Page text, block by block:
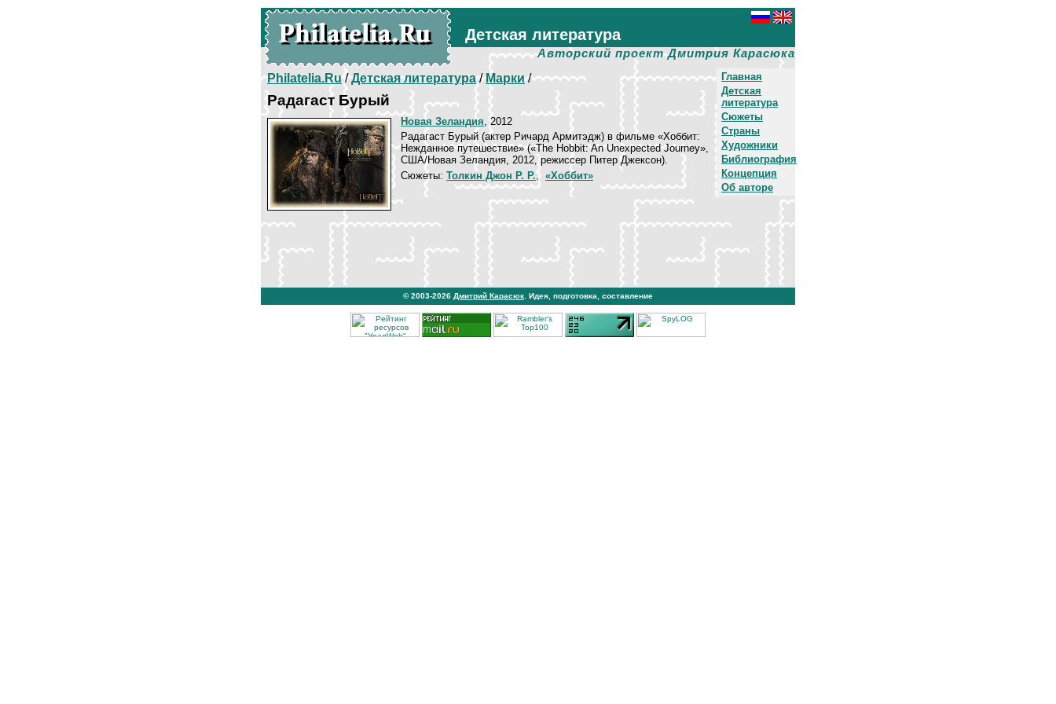
Детская литература
Авторский проект Дмитрия Карасюка
Главная
Детская
литература
Сюжеты
Страны
Художники
Библиография
Концепция
Об авторе
Philatelia.Ru/Детская литература/Марки/
Радагаст Бурый
Новая Зеландия, 2012
Радагаст Бурый (актер Ричард Армитэдж) в фильме «Хоббит:
Нежданное путешествие» («The Hobbit: An Unexpected Journey»,
США/Новая Зеландия, 2012, режиссер Питер Джексон).
Сюжеты: Толкин Джон Р. Р., «Хоббит»
© 2003-2026 Дмитрий Карасюк . Идея, подготовка, составление